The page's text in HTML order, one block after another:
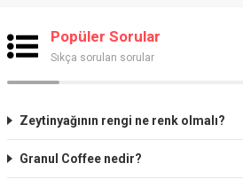
Popüler Sorular
Sıkça sorulan sorular
Zeytinyağının rengi ne renk olmalı?
Granul Coffee nedir?